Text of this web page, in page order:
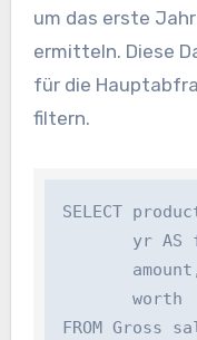
um das erste
ermitteln. Diese
für die
filtern.
SELECT
yr AS
       worth
FROM Gross